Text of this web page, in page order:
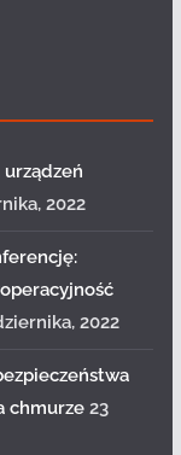
2022
2022
chmurze 23